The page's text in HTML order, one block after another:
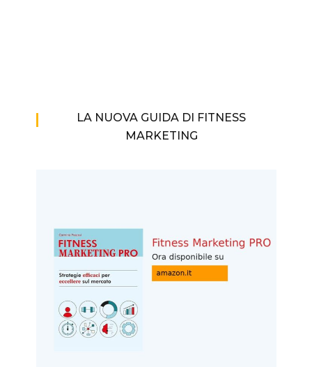
LA NUOVA GUIDA DI FITNESS
MARKETING